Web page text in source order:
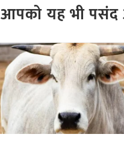
आपको यह भी